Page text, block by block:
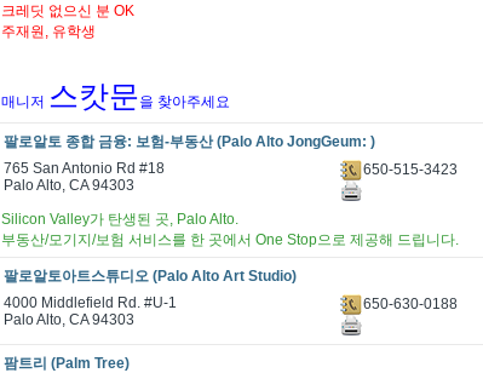
크레딧 없으신 분 OK
주재원, 유학생
매니저 스캇문을 찾아주세요
팔로알토 종합 금융: 보험-부동산 (Palo Alto JongGeum: )
765 San Antonio Rd #18
Palo Alto, CA 94303
650-515-3423
Silicon Valley가 탄생된 곳, Palo Alto.
부동산/모기지/보험 서비스를 한 곳에서 One Stop으로 제공해 드립니다.
팔로알토아트스튜디오 (Palo Alto Art Studio)
4000 Middlefield Rd. #U-1
Palo Alto, CA 94303
650-630-0188
팜트리 (Palm Tree)